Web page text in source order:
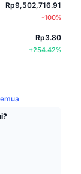
Rp9,502,716.91
-100%
Rp3.80
+254.42%